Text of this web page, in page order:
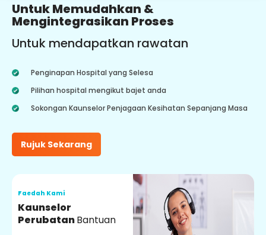
Untuk Memudahkan &
Mengintegrasikan Proses
Untuk mendapatkan rawatan
Penginapan Hospital yang Selesa
Pilihan hospital mengikut bajet anda
Sokongan Kaunselor Penjagaan Kesihatan Sepanjang Masa
Rujuk Sekarang
Faedah Kami
Kaunselor
PerubatanBantuan